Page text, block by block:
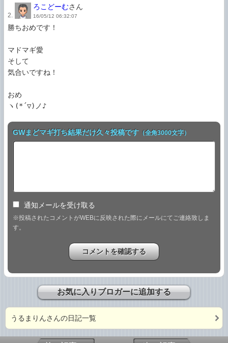
2.
ろこどーむさん
16/05/12 06:32:07
勝ちおめです！
マドマギ愛
そして
気合いですね！
おめ
ヽ(*´▽)ノ♪
GWまどマギ打ち結果だけ久々投稿です （全角3000文字）
通知メールを受け取る
※投稿されたコメントがWEBに反映された際にメールにてご連絡致しま
す。
お気に入りブロガーに追加する
うるまりんさんの日記一覧